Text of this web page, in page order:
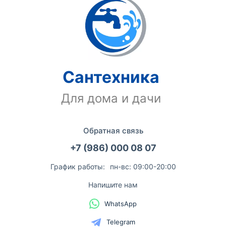
Сантехника
Для дома и дачи
Обратная связь
+7 (986) 000 08 07
График работы: пн-вс: 09:00-20:00
Напишите нам
WhatsApp
Telegram